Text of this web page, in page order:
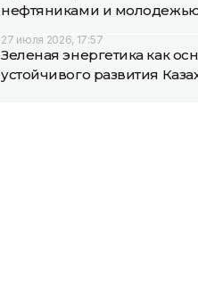
нефтяниками и
27 июля 2026, 17:57
Зеленая энергетика как
устойчивого развития